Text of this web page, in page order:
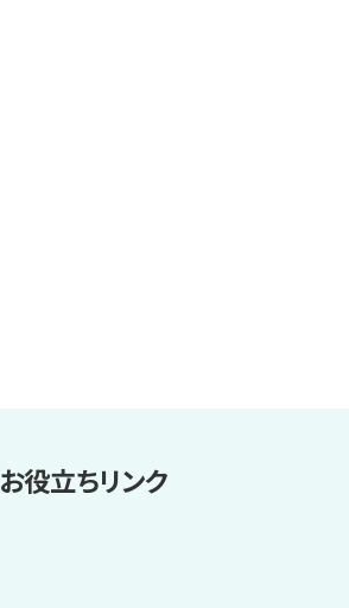
お役立ちリンク